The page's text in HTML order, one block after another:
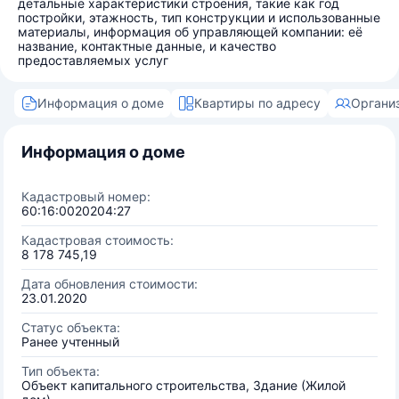
детальные характеристики строения, такие как год
постройки, этажность, тип конструкции и использованные
материалы, информация об управляющей компании: её
название, контактные данные, и качество
предоставляемых услуг
Информация о доме Квартиры по адресу
Информация о доме
Кадастровый номер:
60:16:0020204:27
Кадастровая стоимость:
8 178 745,19
Дата обновления стоимости:
23.01.2020
Статус объекта:
Ранее учтенный
Тип объекта:
Объект капитального строительства, Здание (Жилой